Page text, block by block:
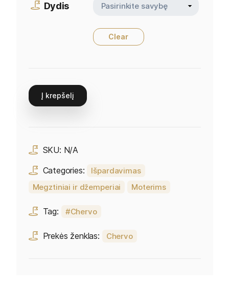
Dydis
Clear
Į krepšelį
SKU: N/A
Categories:
Išpardavimas
Megztiniai ir džemperiai
Moterims
Tag: Chervo
Prekės ženklas: Chervo